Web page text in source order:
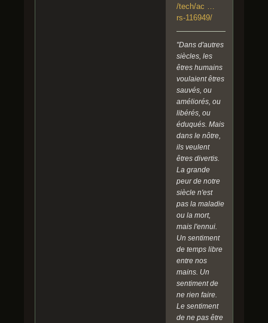
/tech/ac …
rs-116949/
"Dans d'autres
siècles, les
êtres humains
voulaient êtres
sauvés, ou
améliorés, ou
libérés, ou
éduqués. Mais
dans le nôtre,
ils veulent
êtres divertis.
La grande
peur de notre
siècle n'est
pas la maladie
ou la mort,
mais l'ennui.
Un sentiment
de temps libre
entre nos
mains. Un
sentiment de
ne rien faire.
Le sentiment
de ne pas être